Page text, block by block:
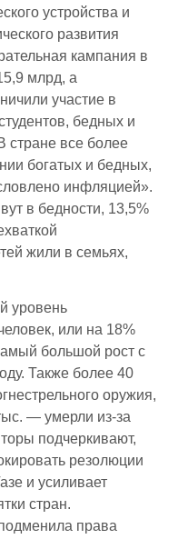
устройства и
развития
кампания в
млрд, а
участие в
бедных и
стране все более
богатых и бедных,
инфляцией».
в бедности, 13,5%
жили в семьях,
уровень
или на 18%
большой рост с
Также более 40
оружия,
— умерли из-за
подчеркивают,
резолюции
и усиливает
стран.
права